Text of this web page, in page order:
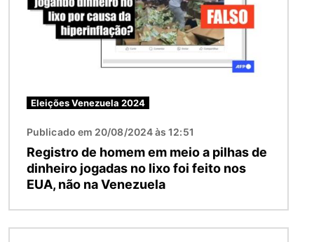
Eleições Venezuela 2024
Publicado em 20/08/2024 às 12:51
Registro de homem em meio a pilhas de
dinheiro jogadas no lixo foi feito nos
EUA, não na Venezuela